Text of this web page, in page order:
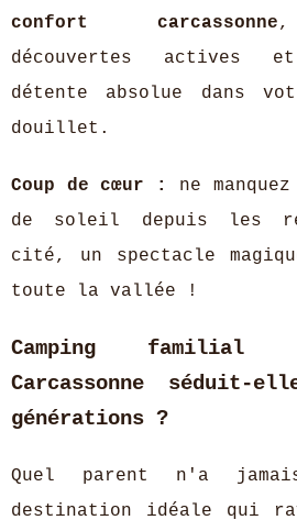
confort carcassonne,
découvertes actives
détente absolue dans
douillet.
Coup de cœur :
ne
de soleil depuis les
cité, un spectacle
toute la vallée !
Camping familial
Carcassonne séduit-
générations ?
Quel parent n'a
destination idéale qui